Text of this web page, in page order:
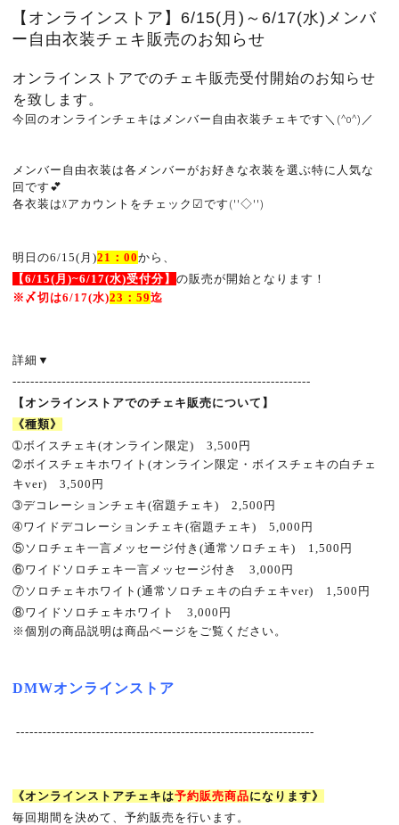
【オンラインストア】6/15(月)～6/17(水)メンバ
ー自由衣装チェキ販売のお知らせ
オンラインストアでのチェキ販売受付開始のお知らせ
を致します。
今回のオンラインチェキはメンバー自由衣装チェキです＼(^o^)／
メンバー自由衣装は各メンバーがお好きな衣装を選ぶ特に人気な
回です💕
各衣装はXアカウントをチェック☑です(''◇'')ゞ
明日の6/15(月)21 ：00から、
【6/15(月)~6/17(水)受付分】の販売が開始となります！
※ 〆切は6/17(水)23 ：59迄
詳細 ▼
-------------------------------------------------------------------
【オンラインストアでのチェキ販売について】
《種類》
➀ボイスチェキ(オンライン限定) 3,500 円
➁ボイスチェキホワイト(オンライン限定・ボイスチェキの白チェ
キver) 3,500 円
➂デコレーションチェキ(宿題チェキ) 2,500 円
➃ワイドデコレーションチェキ(宿題チェキ) 5,000 円
⑤ ソロチェキ一言メッセージ付き(通常ソロチェキ) 1,500 円
⑥ワイドソロチェキ一言メッセージ付き 3,000 円
⑦ ソロチェキホワイト(通常ソロチェキの白チェキver) 1,500 円
⑧ワイドソロチェキホワイト 3,000 円
※個別の商品説明は商品ページをご覧ください。
DMWオンラインストア
-------------------------------------------------------------------
《オンラインストアチェキは予約販売商品になります》
毎回期間を決めて、予約販売を行います。